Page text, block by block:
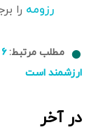
رزومه را
مطلب مرتبط:
ارزشمند است
در آخر